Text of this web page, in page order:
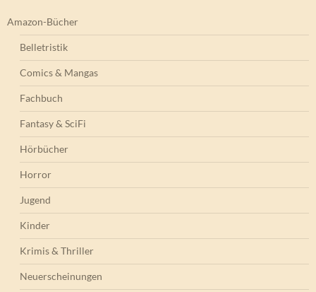
Amazon-Bücher
Belletristik
Comics & Mangas
Fachbuch
Fantasy & SciFi
Hörbücher
Horror
Jugend
Kinder
Krimis & Thriller
Neuerscheinungen